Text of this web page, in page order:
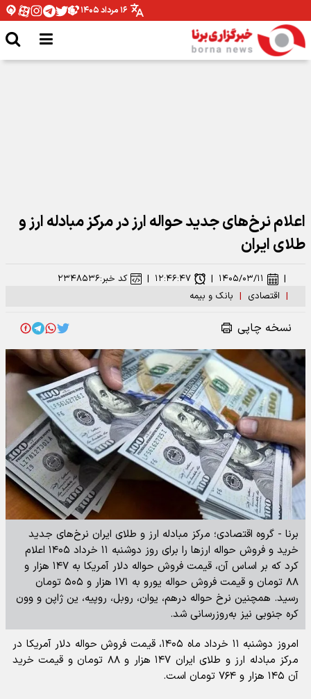
۱۶ مرداد ۱۴۰۵
اعلام نرخ‌های جدید حواله ارز در مرکز مبادله ارز و
طلای ایران
| اقتصادی | بانک و بیمه
| ۱۴۰۵/۰۳/۱۱ | ۱۲:۴۶:۴۷ | کد خبر:۲۳۴۸۵۳۶
نسخه چاپی
برنا - گروه اقتصادی؛ مرکز مبادله ارز و طلای ایران نرخ‌های جدید
خرید و فروش حواله ارزها را برای روز دوشنبه ۱۱ خرداد ۱۴۰۵ اعلام
کرد که بر اساس آن، قیمت فروش حواله دلار آمریکا به ۱۴۷ هزار و
۸۸ تومان و قیمت فروش حواله یورو به ۱۷۱ هزار و ۵۰۵ تومان
رسید. همچنین نرخ حواله درهم، یوان، روبل، روپیه، ین ژاپن و وون
کره جنوبی نیز به‌روزرسانی شد.
امروز دوشنبه ۱۱ خرداد ماه ۱۴۰۵، قیمت فروش حواله دلار آمریکا در
مرکز مبادله ارز و طلای ایران ۱۴۷ هزار و ۸۸ تومان و قیمت خرید
آن ۱۴۵ هزار و ۷۶۴ تومان است.